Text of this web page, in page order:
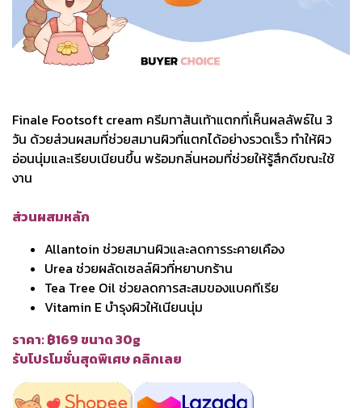
Finale Footsoft cream ครีมทาส้นเท้าแตกที่เห็นผลลัพธ์ใน 3
วัน ด้วยส่วนผสมที่ช่วยสมานผิวที่แตกได้อย่างรวดเร็ว ทำให้ผิว
อ่อนนุ่มและเรียบเนียนขึ้น พร้อมกลิ่นหอมที่ช่วยให้รู้สึกดีขณะใช้
งาน
ส่วนผสมหลัก
Allantoin ช่วยสมานผิวและลดการระคายเคือง
Urea ช่วยผลัดเซลล์ผิวที่หยาบกร้าน
Tea Tree Oil ช่วยลดการสะสมของแบคทีเรีย
Vitamin E บำรุงผิวให้เนียนนุ่ม
ราคา: ฿169 ขนาด 30g
รับโปรโมชั่นสุดพิเศษ คลิกเลย